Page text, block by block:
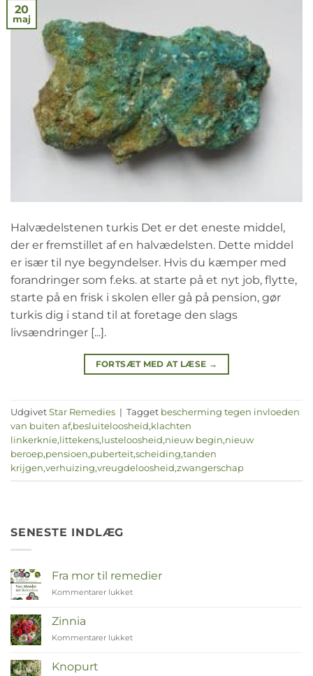
20
maj
Halvædelstenen turkis Det er det eneste middel,
der er fremstillet af en halvædelsten. Dette middel
er især til nye begyndelser. Hvis du kæmper med
forandringer som f.eks. at starte på et nyt job, flytte,
starte på en frisk i skolen eller gå på pension, gør
turkis dig i stand til at foretage den slags
livsændringer [...].
FORTSÆT MED AT LÆSE →
Udgivet Star Remedies | Tagget bescherming tegen invloeden
van buiten af,besluiteloosheid,klachten
linkerknie,littekens,lusteloosheid,nieuw begin,nieuw
beroep,pensioen,puberteit,scheiding,tanden
krijgen,verhuizing,vreugdeloosheid,zwangerschap
SENESTE INDLÆG
Fra mor til remedier
Kommentarer lukket
Zinnia
Kommentarer lukket
Knopurt